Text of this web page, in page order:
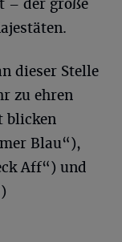
– der große
dieser Stelle
zu ehren
blicken
Blau“),
Aff“) und